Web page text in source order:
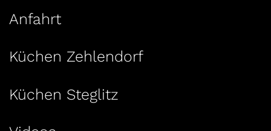
Anfahrt
Küchen Zehlendorf
Küchen Steglitz